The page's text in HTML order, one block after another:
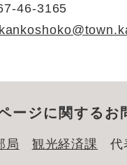
46-3165
ージに関するお
局 観光経済課 代